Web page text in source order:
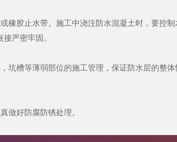
胶止水带。施工中浇注防水混凝土时，要控制
严密牢固。
槽等薄弱部位的施工管理，保证防水层的整体
好防腐防锈处理。